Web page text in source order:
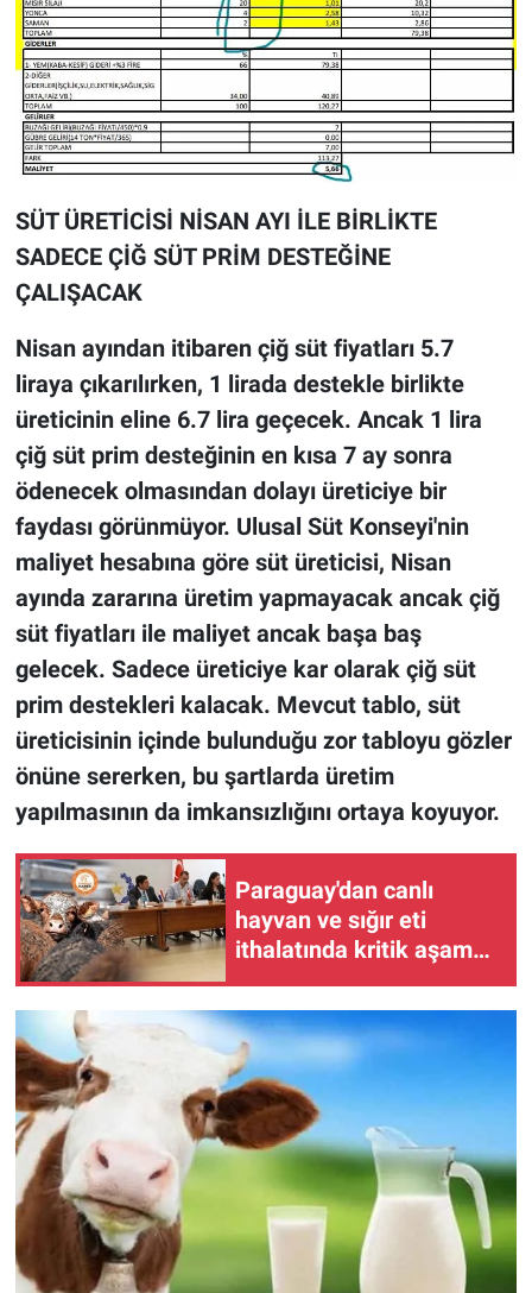
SÜT ÜRETİCİSİ NİSAN AYI İLE BİRLİKTE
SADECE ÇİĞ SÜT PRİM DESTEĞİNE
ÇALIŞACAK
Nisan ayından itibaren çiğ süt fiyatları 5.7
liraya çıkarılırken, 1 lirada destekle birlikte
üreticinin eline 6.7 lira geçecek. Ancak 1 lira
çiğ süt prim desteğinin en kısa 7 ay sonra
ödenecek olmasından dolayı üreticiye bir
faydası görünmüyor. Ulusal Süt Konseyi'nin
maliyet hesabına göre süt üreticisi, Nisan
ayında zararına üretim yapmayacak ancak çiğ
süt fiyatları ile maliyet ancak başa baş
gelecek. Sadece üreticiye kar olarak çiğ süt
prim destekleri kalacak. Mevcut tablo, süt
üreticisinin içinde bulunduğu zor tabloyu gözler
önüne sererken, bu şartlarda üretim
yapılmasının da imkansızlığını ortaya koyuyor.
Paraguay'dan canlı
hayvan ve sığır eti
ithalatında kritik aşama:
Türk heyeti Paraguay'da
tesisleri denetliyor